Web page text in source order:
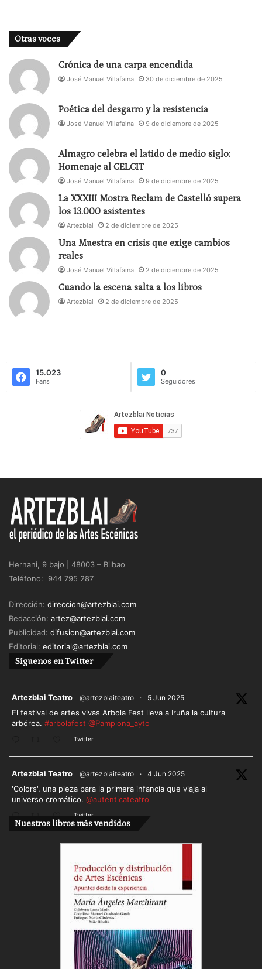
Otras voces
Crónica de una carpa encendida
José Manuel Villafaina 30 de diciembre de 2025
Poética del desgarro y la resistencia
José Manuel Villafaina 9 de diciembre de 2025
Almagro celebra el latido de medio siglo:
Homenaje al CELCIT
José Manuel Villafaina 9 de diciembre de 2025
La XXXIII Mostra Reclam de Castelló supera
los 13.000 asistentes
Artezblai 2 de diciembre de 2025
Una Muestra en crisis que exige cambios
reales
José Manuel Villafaina 2 de diciembre de 2025
Cuando la escena salta a los libros
Artezblai 2 de diciembre de 2025
15.023
Fans
0
Seguidores
Hernani, 9 bajo | 48003 – Bilbao
Teléfono: 944 795 287
Dirección: direccion@artezblai.com
Redacción: artez@artezblai.com
Publicidad: difusion@artezblai.com
Editorial: editorial@artezblai.com
Síguenos en Twitter
Artezblai Teatro @artezblaiteatro · 5 Jun 2025
El festival de artes vivas Arbola Fest lleva a Iruña la cultura
arbórea. #arbolafest @Pamplona_ayto
Twitter
Artezblai Teatro @artezblaiteatro · 4 Jun 2025
'Colors', una pieza para la primera infancia que viaja al
universo cromático. @autenticateatro
Twitter
Cargar más
Nuestros libros más vendidos